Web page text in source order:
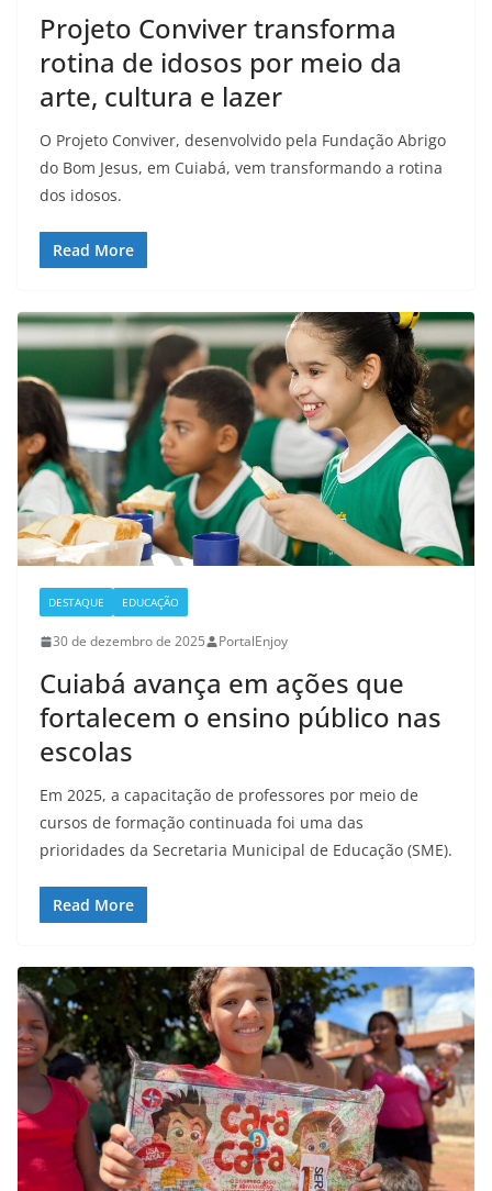
Projeto Conviver transforma
rotina de idosos por meio da
arte, cultura e lazer
O Projeto Conviver, desenvolvido pela Fundação Abrigo
do Bom Jesus, em Cuiabá, vem transformando a rotina
dos idosos.
Read More
DESTAQUE EDUCAÇÃO
30 de dezembro de 2025 PortalEnjoy
Cuiabá avança em ações que
fortalecem o ensino público nas
escolas
Em 2025, a capacitação de professores por meio de
cursos de formação continuada foi uma das
prioridades da Secretaria Municipal de Educação (SME).
Read More